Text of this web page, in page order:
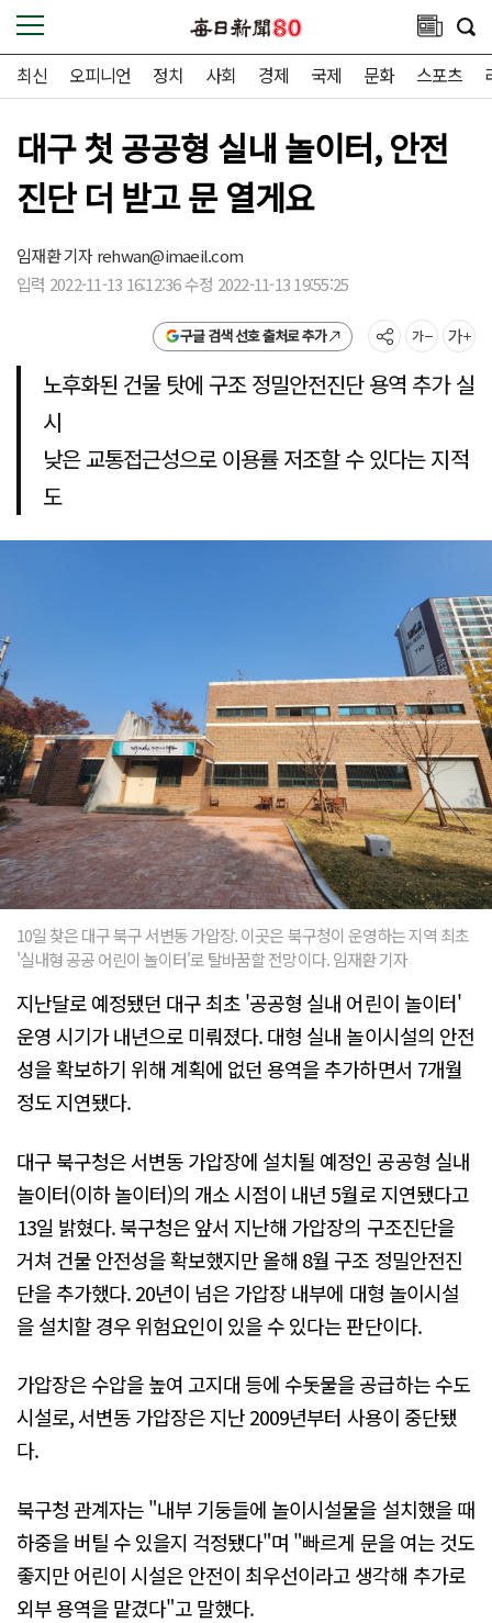
최신 오피니언 정치 사회 경제 국제 문화 스포츠
대구 첫 공공형 실내 놀이터, 안전
진단 더 받고 문 열게요
임재환 기자rehwan@imaeil.com
입력 2022-11-13 16:12:36 수정 2022-11-13 19:55:25
구글 검색 선호 출처로 추가
노후화된 건물 탓에 구조 정밀안전진단 용역 추가 실
시
낮은 교통접근성으로 이용률 저조할 수 있다는 지적
도
10일 찾은 대구 북구 서변동 가압장. 이곳은 북구청이 운영하는 지역 최초
'실내형 공공 어린이 놀이터'로 탈바꿈할 전망이다. 임재환 기자
지난달로 예정됐던 대구 최초 '공공형 실내 어린이 놀이터'
운영 시기가 내년으로 미뤄졌다. 대형 실내 놀이시설의 안전
성을 확보하기 위해 계획에 없던 용역을 추가하면서 7개월
정도 지연됐다.
대구 북구청은 서변동 가압장에 설치될 예정인 공공형 실내
놀이터(이하 놀이터)의 개소 시점이 내년 5월로 지연됐다고
13일 밝혔다. 북구청은 앞서 지난해 가압장의 구조진단을
거쳐 건물 안전성을 확보했지만 올해 8월 구조 정밀안전진
단을 추가했다. 20년이 넘은 가압장 내부에 대형 놀이시설
을 설치할 경우 위험요인이 있을 수 있다는 판단이다.
가압장은 수압을 높여 고지대 등에 수돗물을 공급하는 수도
시설로, 서변동 가압장은 지난 2009년부터 사용이 중단됐
다.
북구청 관계자는 "내부 기둥들에 놀이시설물을 설치했을 때
하중을 버틸 수 있을지 걱정됐다"며 "빠르게 문을 여는 것도
좋지만 어린이 시설은 안전이 최우선이라고 생각해 추가로
외부 용역을 맡겼다"고 말했다.